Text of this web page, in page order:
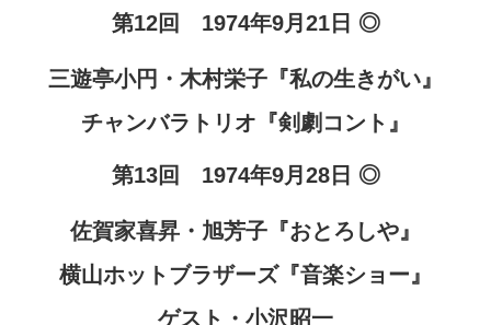
第12回 1974年9月21日 ◎
三遊亭小円・木村栄子『私の生きがい』
チャンバラトリオ『剣劇コント』
第13回 1974年9月28日 ◎
佐賀家喜昇・旭芳子『おとろしや』
横山ホットブラザーズ『音楽ショー』
ゲスト・小沢昭一